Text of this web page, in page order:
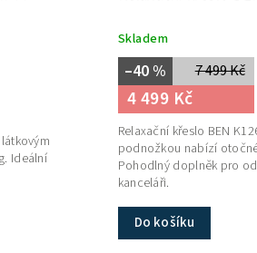
Ideální
Skladem
7 499 Kč
–40 %
4 499 Kč
Do košíku
Relaxační křeslo BEN
podnožkou nabízí
Pohodlný doplněk pro
kanceláři.